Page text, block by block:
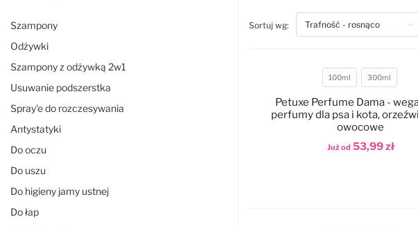
Szampony
Odżywki
Szampony z odżywką 2w1
Usuwanie podszerstka
Spray'e do rozczesywania
Antystatyki
Do oczu
Do uszu
Do higieny jamy ustnej
Do łap
Sortuj wg:top
Pojemność
100ml 300ml
Już od 53,99 zł
Petuxe Perfume Dama -
perfumy dla psa i kota,
owocowe